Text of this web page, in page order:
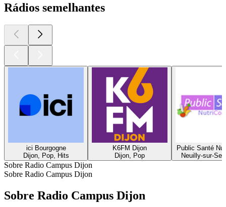
Rádios semelhantes
ici Bourgogne
Dijon, Pop, Hits
K6FM Dijon
Dijon, Pop
Public Santé
Neuilly-sur-
Sobre Radio Campus Dijon
Sobre Radio Campus Dijon
Sobre Radio Campus Dijon